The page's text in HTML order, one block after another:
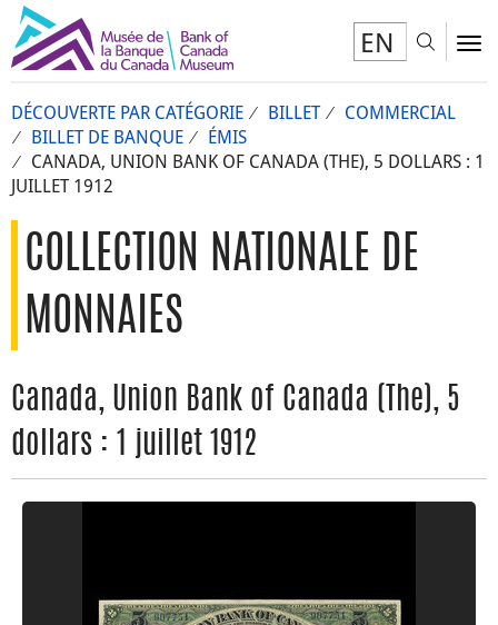
EN
DÉCOUVERTE PAR CATÉGORIE BILLET
COMMERCIAL
BILLET DE BANQUE
ÉMIS
CANADA, UNION BANK OF CANADA (THE), 5 DOLLARS : 1
JUILLET 1912
COLLECTION NATIONALE DE
MONNAIES
Canada, Union Bank of Canada (The), 5
dollars : 1 juillet 1912